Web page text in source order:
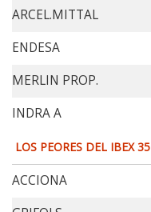
ARCEL.MITTAL
ENDESA
MERLIN PROP.
INDRA A
LOS PEORES DEL IBEX 35
ACCIONA